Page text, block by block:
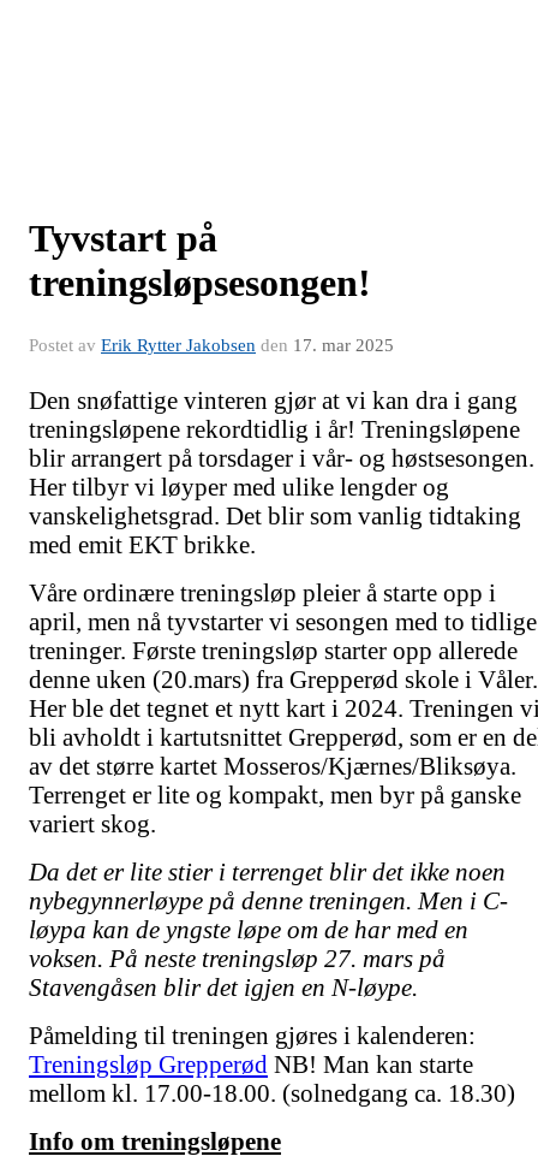
Tyvstart på
treningsløpsesongen!
Postet av Erik Rytter Jakobsen den 17. mar 2025
Den snøfattige vinteren gjør at vi kan dra i gang
treningsløpene rekordtidlig i år! Treningsløpene
blir arrangert på torsdager i vår- og høstsesongen.
Her tilbyr vi løyper med ulike lengder og
vanskelighetsgrad. Det blir som vanlig tidtaking
med emit EKT brikke.
Våre ordinære treningsløp pleier å starte opp i
april, men nå tyvstarter vi sesongen med to tidlige
treninger. Første treningsløp starter opp allerede
denne uken (20.mars) fra Grepperød skole i Våler.
Her ble det tegnet et nytt kart i 2024. Treningen
bli avholdt i kartutsnittet Grepperød, som er en
av det større kartet Mosseros/Kjærnes/Bliksøya.
Terrenget er lite og kompakt, men byr på ganske
variert skog.
Da det er lite stier i terrenget blir det ikke noen
nybegynnerløype på denne treningen. Men i C-
løypa kan de yngste løpe om de har med en
voksen. På neste treningsløp 27. mars på
Stavengåsen blir det igjen en N-løype.
Påmelding til treningen gjøres i kalenderen:
Treningsløp Grepperød NB! Man kan starte
mellom kl. 17.00-18.00. (solnedgang ca. 18.30)
Info om treningsløpene